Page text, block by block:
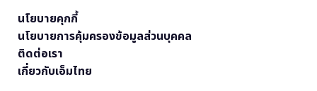
นโยบายคุกกี้
นโยบายการคุ้มครองข้อมูลส่วนบุคคล
ติดต่อเรา
เกี่ยวกับเอ็มไทย